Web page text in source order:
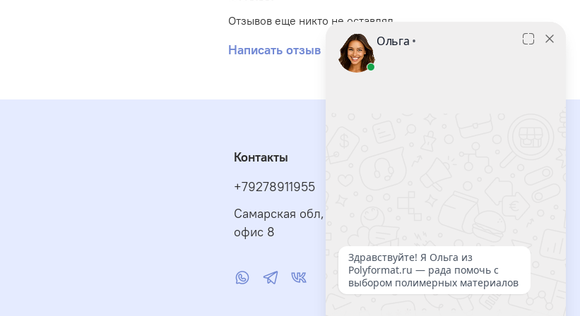
при морозах.
Стабильность вязкости:при 20°C — 95–105 сСт,
при -50°C — не более 1000 сСт, что обеспечивает
Гидрофобность и антиадгезия:
защитную пленку, предотвращает прилипание
Стойкость к окислению и радиации:
под воздействием атмосферных явлений,
устойчива к ионизирующему излучению
Области применения.
Отзывов еще никто не оставлял
Написать отзыв
Контакты
+79278911955
Самарская обл, г Тольятти, ул Автостроителей, д.2,
офис 8